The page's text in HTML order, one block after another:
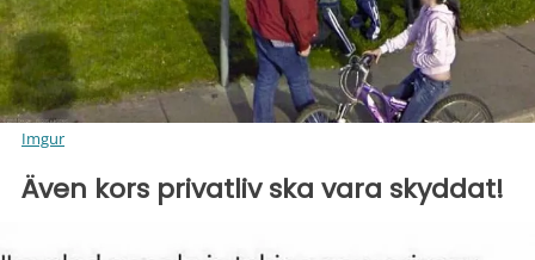
Imgur
Även kors privatliv ska vara skyddat!